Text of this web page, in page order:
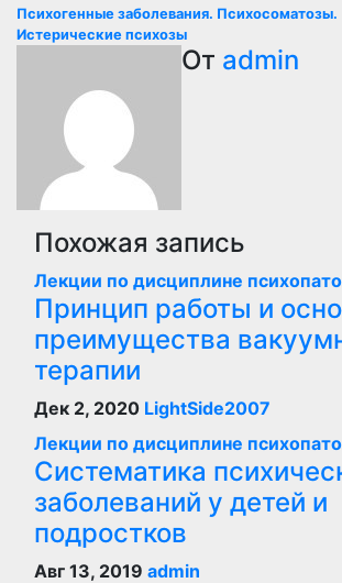
Навигация
записям
Психогенные заболевания. Психосоматозы.
Истерические психозы
От admin
Похожая запись
Лекции по дисциплине
Принцип работы и
преимущества
терапии
Дек 2, 2020 LightSide2007
Лекции по дисциплине
Систематика
заболеваний у детей и
подростков
Авг 13, 2019 admin